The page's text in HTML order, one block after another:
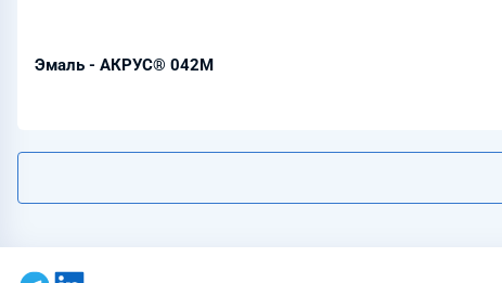
Эмаль - АКРУС® 042М